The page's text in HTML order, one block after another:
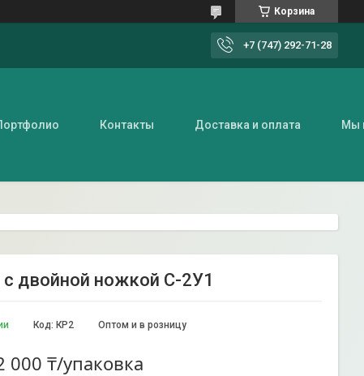
Корзина
+7 (747) 292-71-28
Контакты Доставка и оплата Мы
с двойной ножкой С-2У1
Оптом и в розницу
Код: КР2
000 ₸/упаковка